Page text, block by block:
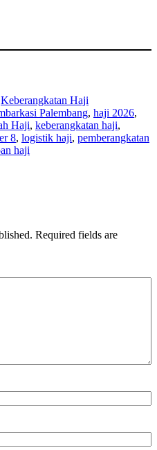
Keberangkatan Haji
Palembang, haji 2026
Haji, keberangkatan haji
8, logistik haji, pemberangkatan
haji
Required fields are